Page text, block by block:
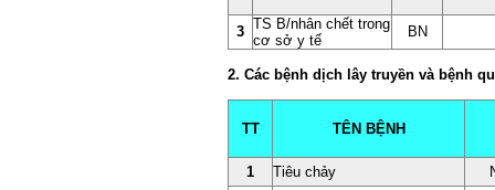
3 TS B/nhân chết trong
cơ sở y tế
BN
2. Các bệnh dịch lây truyền và bệnh
TT TÊN BỆNH
1 Tiêu chảy